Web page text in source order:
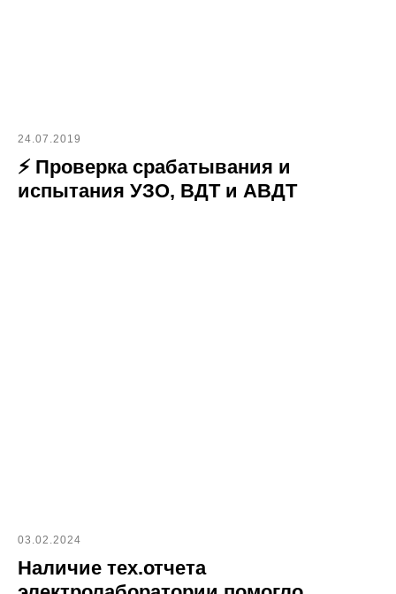
24.07.2019
⚡ Проверка срабатывания и
испытания УЗО, ВДТ и АВДТ
03.02.2024
Наличие тех.отчета